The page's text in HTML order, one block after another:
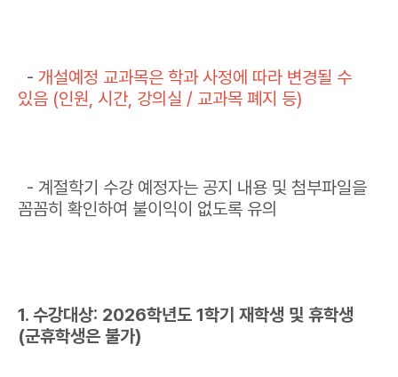
- 개설예정 교과목은 학과 사정에 따라 변경될 수
있음 (인원, 시간, 강의실 / 교과목 폐지 등)
- 계절학기 수강 예정자는 공지 내용 및 첨부파일을
꼼꼼히 확인하여 불이익이 없도록 유의
1. 수강대상: 2026학년도 1학기 재학생 및 휴학생
(군휴학생은 불가)